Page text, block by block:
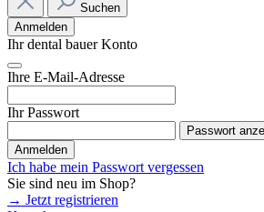
Suchen
Anmelden
Ihr dental bauer Konto
Ihre E-Mail-Adresse
Ihr Passwort
Passwort
Anmelden
Ich habe mein Passwort vergessen
Sie sind neu im Shop?
→ Jetzt registrieren